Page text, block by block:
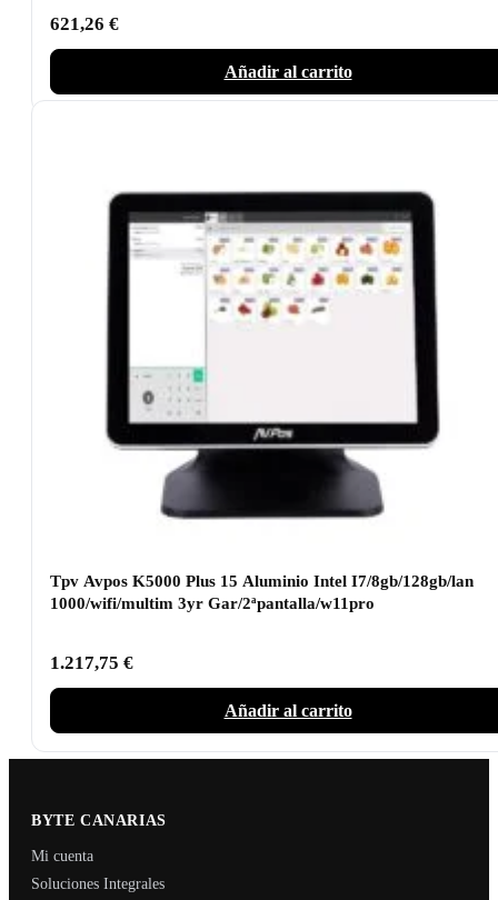
621,26 €
Añadir al carrito
Tpv Avpos K5000 Plus 15 Aluminio Intel I7/8gb/128gb/lan
1000/wifi/multim 3yr Gar/2ªpantalla/w11pro
1.217,75 €
Añadir al carrito
BYTE CANARIAS
Mi cuenta
Soluciones Integrales